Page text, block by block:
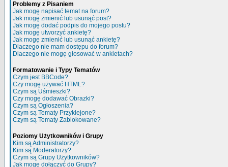
Problemy z Pisaniem
Jak mogę napisać temat na forum?
Jak mogę zmienić lub usunąć post?
Jak mogę dodać podpis do mojego postu?
Jak mogę utworzyć ankietę?
Jak mogę zmienić lub usunąć ankietę?
Dlaczego nie mam dostępu do forum?
Dlaczego nie mogę głosować w ankietach?
Formatowanie i Typy Tematów
Czym jest BBCode?
Czy mogę używać HTML?
Czym są Uśmieszki?
Czy mogę dodawać Obrazki?
Czym są Ogłoszenia?
Czym są Tematy Przyklejone?
Czym są Tematy Zablokowane?
Poziomy Użytkowników i Grupy
Kim są Administratorzy?
Kim są Moderatorzy?
Czym są Grupy Użytkowników?
Jak mogę dołączyć do Grupy?